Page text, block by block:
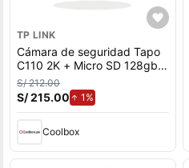
TP LINK
Cámara de seguridad Tapo
C110 2K + Micro SD 128gb,
audio bidireccional, visión
nocturna, blanco
S/ 212.00
S/ 215.00 1%
Coolbox